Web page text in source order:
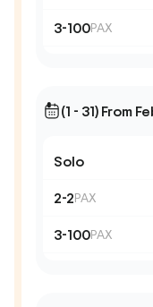
3-100PAX
(1 - 31) From
Solo
2-2PAX
3-100PAX